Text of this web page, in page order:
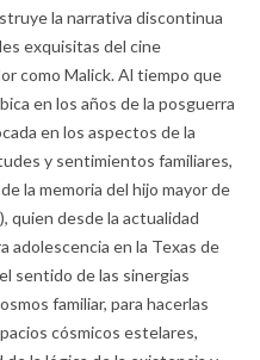
la narrativa discontinua
exquisitas del cine
como Malick. Al tiempo que
en los años de la posguerra
en los aspectos de la
y sentimientos familiares,
la memoria del hijo mayor de
quien desde la actualidad
adolescencia en la Texas de
sentido de las sinergias
familiar, para hacerlas
cósmicos estelares,